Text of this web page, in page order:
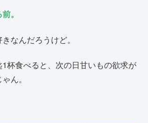
。
なんだろうけど。
杯食べると、次の日甘いもの欲求が
ん。